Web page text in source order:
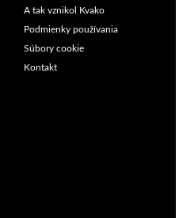
A tak vznikol Kvako
Podmienky používania
Súbory cookie
Kontakt